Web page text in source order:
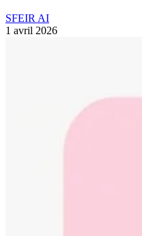
SFEIR AI
1 avril 2026